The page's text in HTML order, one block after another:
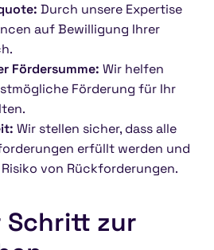
Durch unsere Expertise
auf Bewilligung Ihrer
Fördersumme: Wir helfen
Förderung für Ihr
Wir stellen sicher, dass alle
erfüllt werden und
von Rückforderungen.
zur